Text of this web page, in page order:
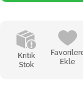
Kritik
Stok
Ekle